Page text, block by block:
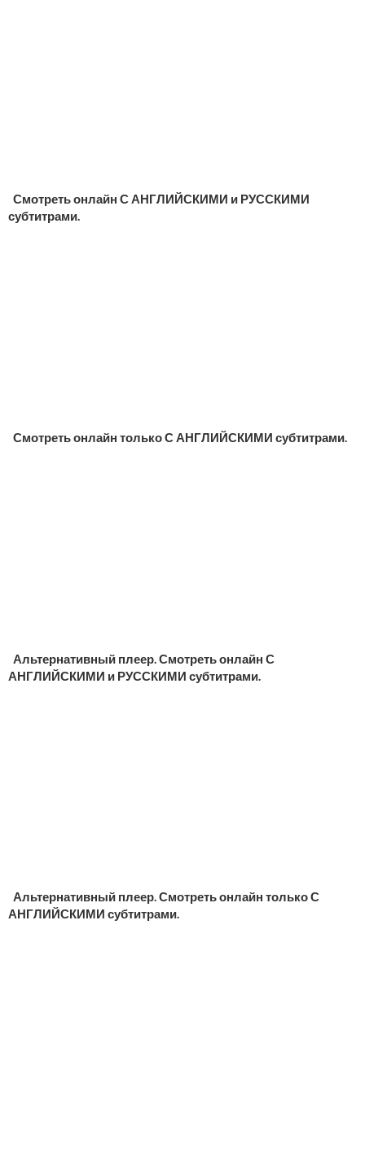
Смотреть онлайн С АНГЛИЙСКИМИ и РУССКИМИ
субтитрами.
Смотреть онлайн только С АНГЛИЙСКИМИ субтитрами.
Альтернативный плеер. Смотреть онлайн С
АНГЛИЙСКИМИ и РУССКИМИ субтитрами.
Альтернативный плеер. Смотреть онлайн только С
АНГЛИЙСКИМИ субтитрами.